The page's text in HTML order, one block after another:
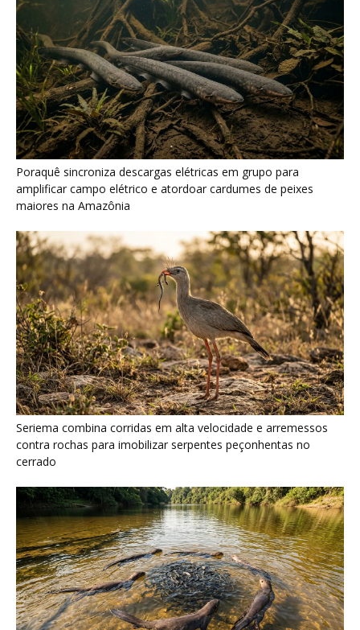
Seriema combina corridas em alta velocidade e arremessos
contra rochas para imobilizar serpentes peçonhentas no
cerrado
Ariranha sincroniza caça coletiva com vocalização subaquática
e cerca cardumes em rios rasos da Amazônia